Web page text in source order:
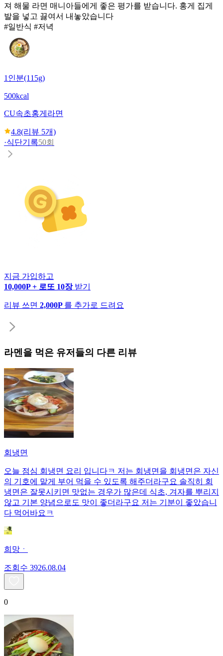
져 해물 라면 매니아들에게 좋은 평가를 받습니다. 홍게 집게
발을 넣고 끓여서 내놓았습니다
#일반식 #저녁
1인분(115g)
500kcal
CU속초홍게라면
4.8(리뷰 5개)
·식단기록50회
지금 가입하고
10,000P + 로또 10장 받기
리뷰 쓰면 2,000P 를 추가로 드려요
라멘 을 먹은 유저들의 다른 리뷰
회냉면
오늘 점심 회냉면 요리 입니다ㅋ 저는 회냉면을 회냉면은 자신
의 기호에 맡게 부어 먹을 수 있도록 해주더라구요 솔직히 회
냉면은 잘못시키면 맛없는 경우가 많은데 식초, 겨자를 뿌리지
않고 기본 양념으로도 맛이 좋더라구요 저는 기분이 좋았습니
다 먹어바요ㅋ
희망ㆍ
조회수 3926.08.04
0